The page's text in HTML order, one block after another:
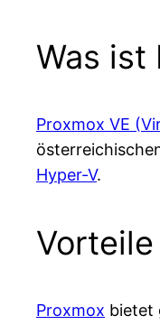
Was ist
Proxmox VE
Hyper-V.
Proxmox bietet